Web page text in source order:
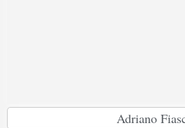
Adriano